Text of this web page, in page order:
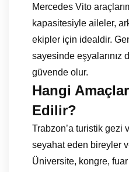
Mercedes Vito
kapasitesiyle aileler,
ekipler için idealdir.
sayesinde eşyalarınız
güvende olur.
Hangi
Edilir?
Trabzon’a turistik gezi
seyahat eden bireyler
Üniversite, kongre,